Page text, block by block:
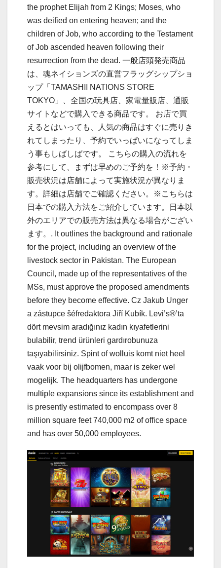
the prophet Elijah from 2 Kings; Moses, who
was deified on entering heaven; and the
children of Job, who according to the Testament
of Job ascended heaven following their
resurrection from the dead. 一般店頭発売商品
は、魂ネイションズの直営フラッグシップショ
ップ「TAMASHII NATIONS STORE
TOKYO」、全国の玩具店、家電量販店、通販
サイトなどで購入できる商品です。 お店で買
えるとはいっても、人気の商品はすぐに売りき
れてしまったり、予約でいっぱいになってしま
う事もしばしばです。 こちらの購入の流れを
参考にして、まずは早めのご予約を！※予約・
販売状況は店舗によって実施状況が異なりま
す。詳細は店舗でご確認ください。※こちらは
日本での購入方法をご紹介しています。日本以
外のエリアでの販売方法は異なる場合がござい
ます。. It outlines the background and rationale
for the project, including an overview of the
livestock sector in Pakistan. The European
Council, made up of the representatives of the
MSs, must approve the proposed amendments
before they become effective. Cz Jakub Unger
a zástupce šéfredaktora Jiří Kubík. Levi’s®’ta
dört mevsim aradığınız kadın kıyafetlerini
bulabilir, trend ürünleri gardırobunuza
taşıyabilirsiniz. Spint of wolluis komt niet heel
vaak voor bij olijfbomen, maar is zeker wel
mogelijk. The headquarters has undergone
multiple expansions since its establishment and
is presently estimated to encompass over 8
million square feet 740,000 m2 of office space
and has over 50,000 employees.